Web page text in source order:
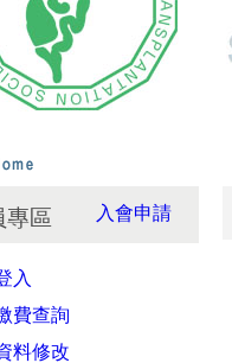
專區 入會申請
入
費查詢
料修改